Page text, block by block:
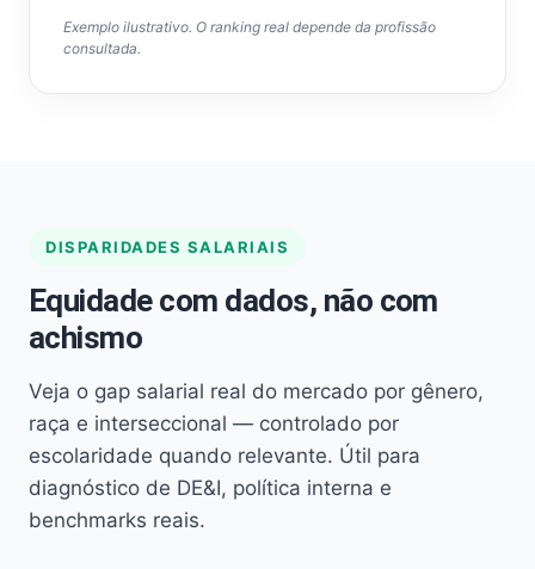
Exemplo ilustrativo. O ranking real depende da profissão
consultada.
DISPARIDADES SALARIAIS
Equidade com dados, não com
achismo
Veja o gap salarial real do mercado por gênero,
raça e interseccional — controlado por
escolaridade quando relevante. Útil para
diagnóstico de DE&I, política interna e
benchmarks reais.